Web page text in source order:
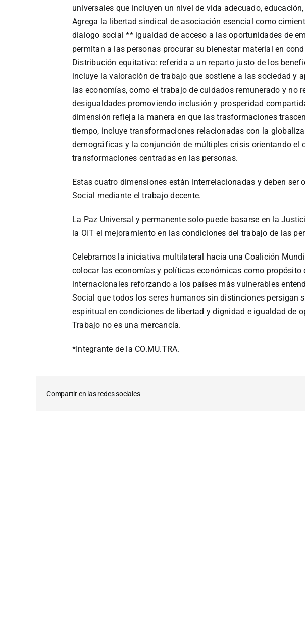
universales que incluyen un nivel de vida adecuado,
Agrega la libertad sindical de asociación esencial como
dialogo social ** igualdad de acceso a las oportunidades de
permitan a las personas procurar su bienestar material en
Distribución equitativa: referida a un reparto justo de los
incluye la valoración de trabajo que sostiene a las sociedad y
las economías, como el trabajo de cuidados remunerado y no
desigualdades promoviendo inclusión y prosperidad
dimensión refleja la manera en que las trasformaciones
tiempo, incluye transformaciones relacionadas con la
demográficas y la conjunción de múltiples crisis orientando el
transformaciones centradas en las personas.
Estas cuatro dimensiones están interrelacionadas y deben ser
Social mediante el trabajo decente.
La Paz Universal y permanente solo puede basarse en la
la OIT el mejoramiento en las condiciones del trabajo de las
Celebramos la iniciativa multilateral hacia una Coalición
colocar las economías y políticas económicas como propósito
internacionales reforzando a los países más vulnerables
Social que todos los seres humanos sin distinciones persigan
espiritual en condiciones de libertad y dignidad e igualdad de
Trabajo no es una mercancía.
*Integrante de la CO.MU.TRA.
Compartir en las redes sociales